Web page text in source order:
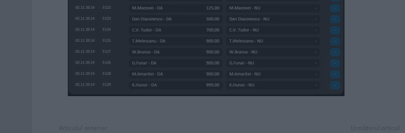
Articolul anterior Următorul articol